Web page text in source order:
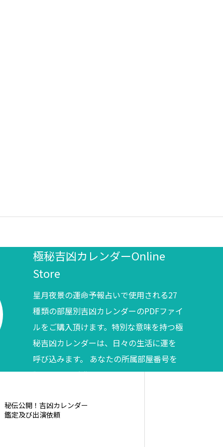
極秘吉凶カレンダーOnline
Store
星月夜景の運命予報占いで使用される27
種類の部屋別吉凶カレンダーのPDFファイ
ルをご購入頂けます。特別な意味を持つ極
秘吉凶カレンダーは、日々の生活に運を
呼び込みます。 あなたの所属部屋番号を
調べてからご購入ください。
秘伝公開！吉凶カレンダー
鑑定及び出演依頼